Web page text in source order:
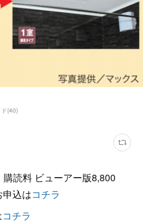
(40)
読料 ビューアー版8,800
込はコチラ
コチラ